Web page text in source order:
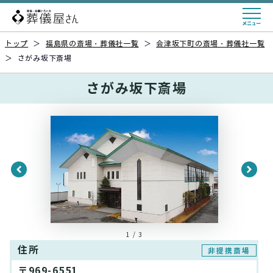
トップ ＞ 福島県の斎場・葬儀社一覧 ＞
会津坂下町の斎場・葬儀社一覧
＞
さがみ坂下斎場
さがみ坂下斎場
1 / 3
住所 非提携斎場